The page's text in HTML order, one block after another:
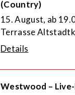
(Country)
15. August, ab
Terrasse
Details
Westwood –